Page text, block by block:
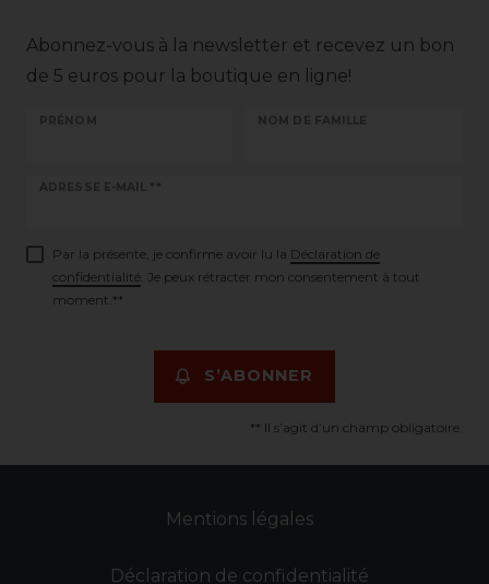
Abonnez-vous à la newsletter et recevez un bon
de 5 euros pour la boutique en ligne!
PRÉNOM NOM DE FAMILLE
ADRESSE E-MAIL **
Ceres::Template.newsletterHoneypotLabel
Par la présente, je confirme avoir lu la Déclaration de
confidentialité . Je peux rétracter mon consentement à tout
moment.**
S’ABONNER
** Il s’agit d’un champ obligatoire.
Mentions légales
Déclaration de confidentialité